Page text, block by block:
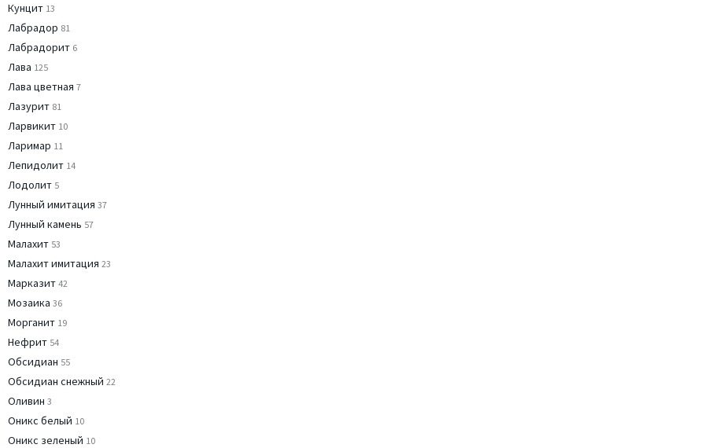
Кунцит 13
Лабрадор 81
Лабрадорит 6
Лава 125
Лава цветная 7
Лазурит 81
Ларвикит 10
Ларимар 11
Лепидолит 14
Лодолит 5
Лунный имитация 37
Лунный камень 57
Малахит 53
Малахит имитация 23
Марказит 42
Мозаика 36
Морганит 19
Нефрит 54
Обсидиан 55
Обсидиан снежный 22
Оливин 3
Оникс белый 10
Оникс зеленый 10